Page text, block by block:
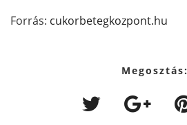
Forrás: cukorbetegkozpont.hu
Megosztás: